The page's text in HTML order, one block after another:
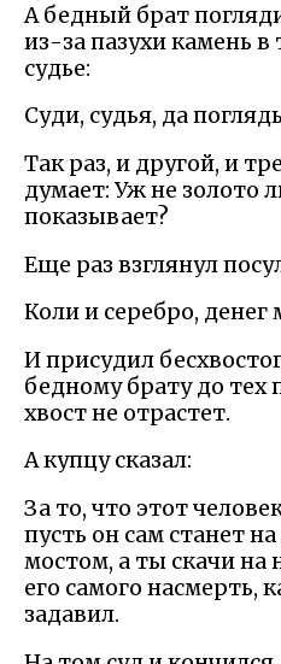
А бедный брат
из-за пазухи камень
судье:
Суди, судья, да
Так раз, и другой, и
думает: Уж не золото
показывает?
Еще раз взглянул
Коли и серебро, денег
И присудил
бедному брату до тех
хвост не отрастет.
А купцу сказал:
За то, что этот
пусть он сам станет
мостом, а ты скачи на
его самого насмерть,
задавил.